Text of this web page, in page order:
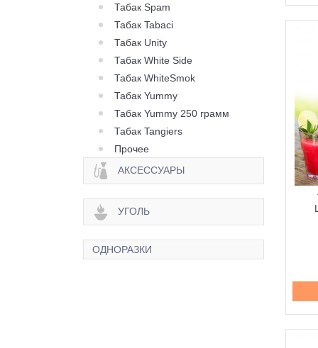
Табак Spam
Табак Tabaci
Табак Unity
Табак White Side
Табак WhiteSmok
Табак Yummy
Табак Yummy 250 грамм
Табак Tangiers
Прочее
АКСЕССУАРЫ
УГОЛЬ
ОДНОРАЗКИ